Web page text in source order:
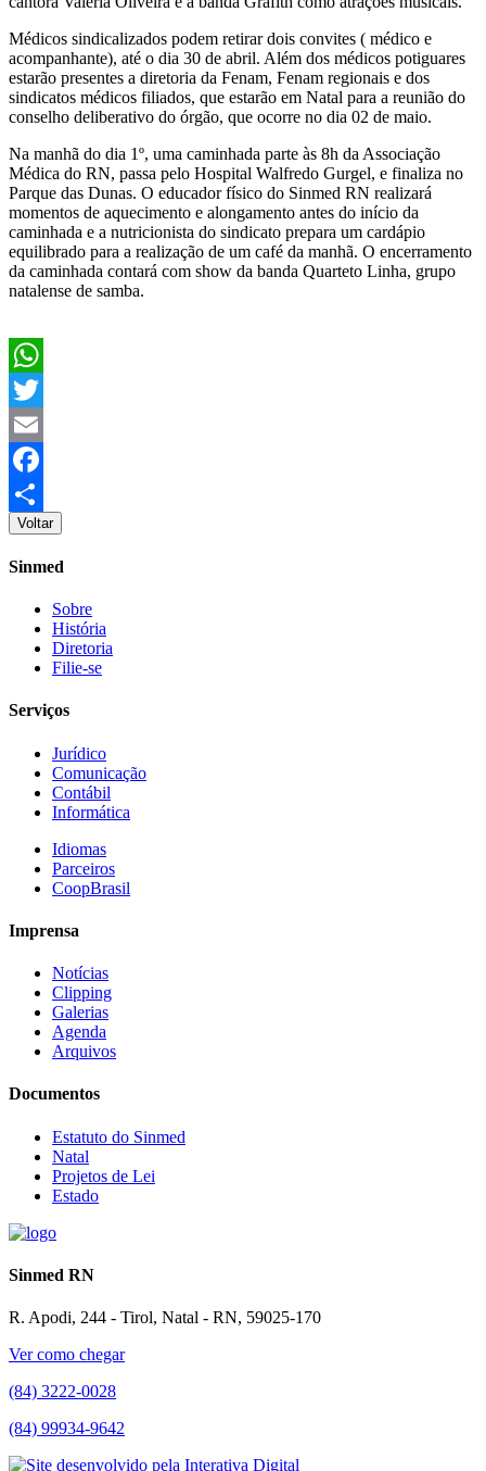
Médicos sindicalizados podem retirar dois convites ( médico e
acompanhante), até o dia 30 de abril. Além dos médicos potiguares
estarão presentes a diretoria da Fenam, Fenam regionais e dos
sindicatos médicos filiados, que estarão em Natal para a reunião do
conselho deliberativo do órgão, que ocorre no dia 02 de maio.
Na manhã do dia 1º, uma caminhada parte às 8h da Associação
Médica do RN, passa pelo Hospital Walfredo Gurgel, e finaliza no
Parque das Dunas. O educador físico do Sinmed RN realizará
momentos de aquecimento e alongamento antes do início da
caminhada e a nutricionista do sindicato prepara um cardápio
equilibrado para a realização de um café da manhã. O encerramento
da caminhada contará com show da banda Quarteto Linha, grupo
natalense de samba.
WhatsApp
Twitter
Email
Facebook
Share
Voltar
Sinmed
Sobre
História
Diretoria
Filie-se
Serviços
Jurídico
Comunicação
Contábil
Informática
Idiomas
Parceiros
CoopBrasil
Imprensa
Notícias
Clipping
Galerias
Agenda
Arquivos
Documentos
Estatuto do Sinmed
Natal
Projetos de Lei
Estado
Sinmed RN
R. Apodi, 244 - Tirol, Natal - RN, 59025-170
Ver como chegar
(84) 3222-0028
(84) 99934-9642